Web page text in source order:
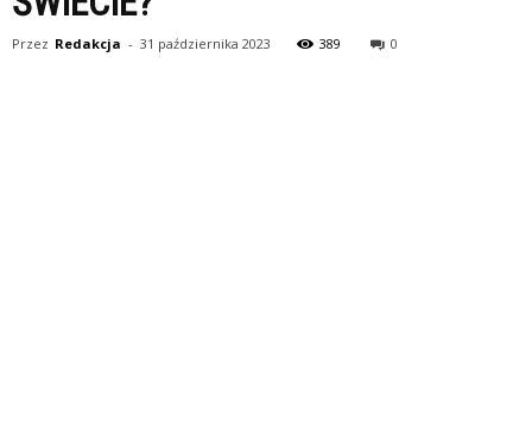
Przez Redakcja - 31 października 2023 389 0